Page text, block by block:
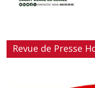
Revue de Presse